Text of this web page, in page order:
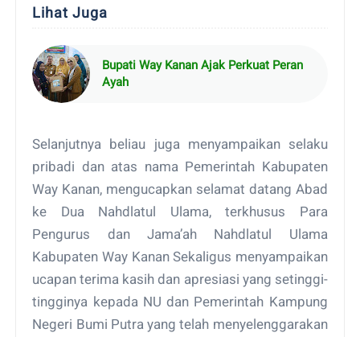
Lihat Juga
Bupati Way Kanan Ajak Perkuat Peran
Ayah
Selanjutnya beliau juga menyampaikan selaku
pribadi dan atas nama Pemerintah Kabupaten
Way Kanan, mengucapkan selamat datang Abad
ke Dua Nahdlatul Ulama, terkhusus Para
Pengurus dan Jama’ah Nahdlatul Ulama
Kabupaten Way Kanan Sekaligus menyampaikan
ucapan terima kasih dan apresiasi yang setinggi-
tingginya kepada NU dan Pemerintah Kampung
Negeri Bumi Putra yang telah menyelenggarakan